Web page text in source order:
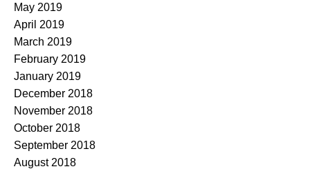
May 2019
April 2019
March 2019
February 2019
January 2019
December 2018
November 2018
October 2018
September 2018
August 2018